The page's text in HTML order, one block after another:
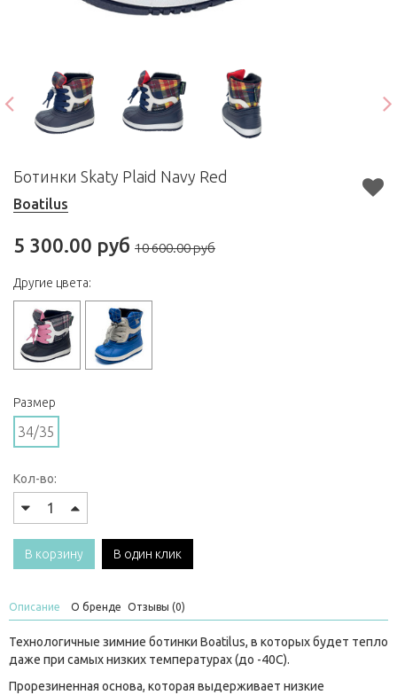
Ботинки Skaty Plaid Navy Red
Boatilus
5 300.00 руб 10 600.00 руб
Другие цвета:
Размер
34/35
Кол-во:
В корзину В один клик
Описание О бренде Отзывы (0)
Технологичные зимние ботинки Boatilus, в которых будет тепло
даже при самых низких температурах (до -40С).
Прорезиненная основа, которая выдерживает низкие